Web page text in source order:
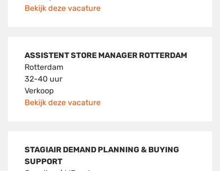
Bekijk deze vacature
ASSISTENT STORE MANAGER ROTTERDAM
Rotterdam
32-40 uur
Verkoop
Bekijk deze vacature
STAGIAIR DEMAND PLANNING & BUYING
SUPPORT